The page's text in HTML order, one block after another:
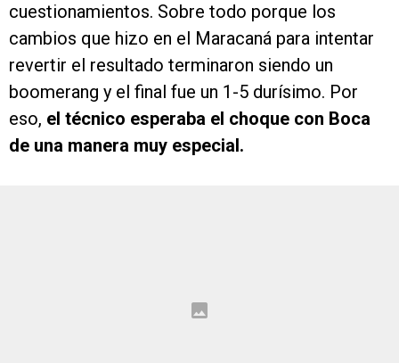
cuestionamientos. Sobre todo porque los
cambios que hizo en el Maracaná para intentar
revertir el resultado terminaron siendo un
boomerang y el final fue un 1-5 durísimo. Por
eso, el técnico esperaba el choque con Boca
de una manera muy especial.